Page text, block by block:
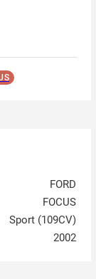
FORD
FOCUS
Sport (109CV)
2002